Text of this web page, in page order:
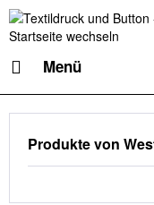
Menü
Produkte von